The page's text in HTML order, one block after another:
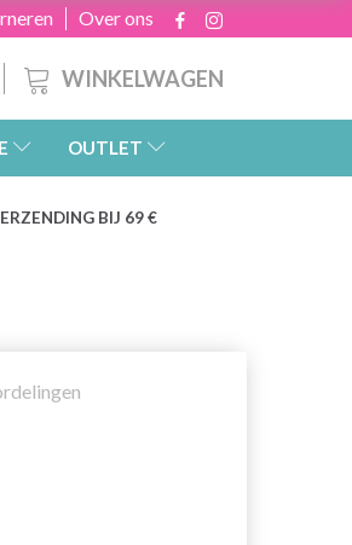
Over ons
WINKELWAGEN
OUTLET
BIJ 69 €